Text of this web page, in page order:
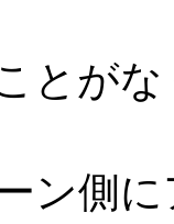
とが
ン側